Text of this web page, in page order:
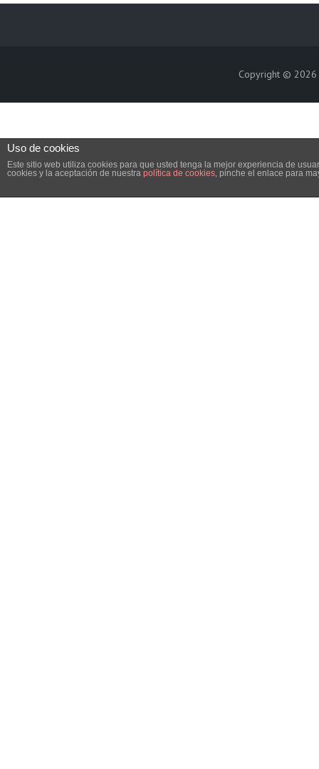
Copyright © 2026
Uso de cookies
Este sitio web utiliza cookies para que usted tenga la mejor experiencia de
cookies y la aceptación de nuestra política de cookies, pinche el enlace para